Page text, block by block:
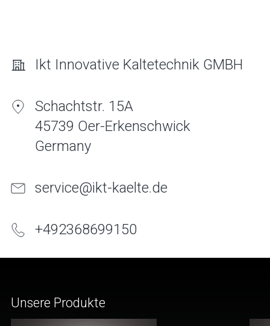
Ikt Innovative Kaltetechnik GMBH
Schachtstr. 15A
45739 Oer-Erkenschwick
Germany
service@ikt-kaelte.de
+492368699150
Unsere Produkte